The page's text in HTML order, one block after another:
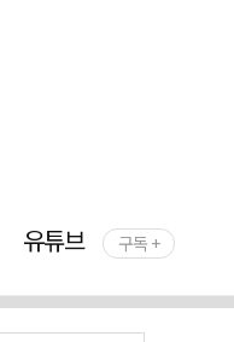
유튜브 구독 +